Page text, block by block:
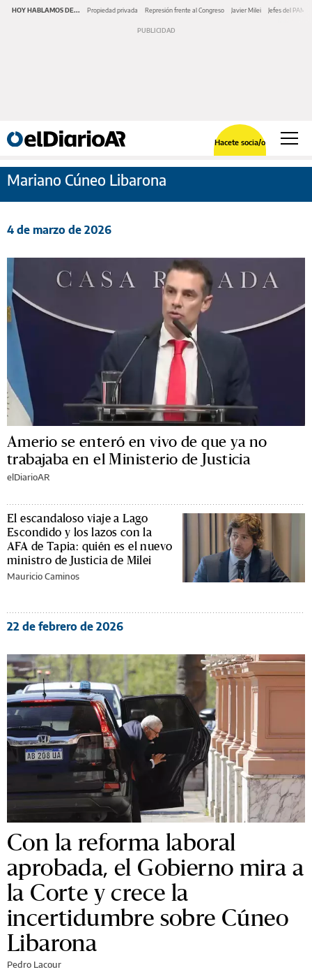
HOY HABLAMOS DE... Propiedad privada Represión frente al Congreso Javier Milei Jefes del PAMI
Hacete socia/o
Mariano Cúneo Libarona
4 de marzo de 2026
Amerio se enteró en vivo de que ya no
trabajaba en el Ministerio de Justicia
elDiarioAR
El escandaloso viaje a Lago
Escondido y los lazos con la
AFA de Tapia: quién es el nuevo
ministro de Justicia de Milei
Mauricio Caminos
22 de febrero de 2026
Con la reforma laboral
aprobada, el Gobierno mira a
la Corte y crece la
incertidumbre sobre Cúneo
Libarona
Pedro Lacour